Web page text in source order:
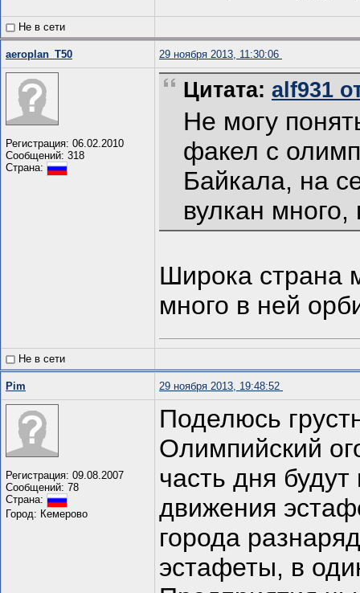
Не в сети
aeroplan_T50 29 ноября 2013, 11:30:06
Регистрация: 06.02.2010
Сообщений: 318
Страна:
Цитата: alf931
Не могу
факел с
Байкала, на
вулкан
Широка страна
много в ней
Не в сети
Pim 29 ноября 2013, 19:48:52
Регистрация: 09.08.2007
Сообщений: 78
Страна:
Город: Кемерово
Поделюсь
Олимпийский
часть дня
движения
города
эстафеты, в